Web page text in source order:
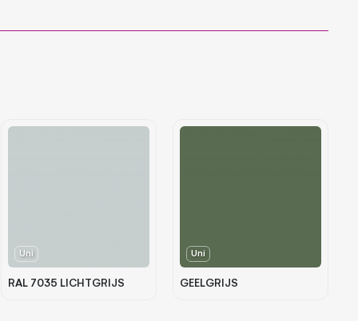
Uni
RAL 7035 LICHTGRIJS
Uni
GEELGRIJS